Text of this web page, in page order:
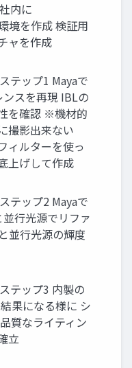
内に
境を作成 検証用
ャを作成
テップ1 Mayaで
スを再現 IBLの
を確認 ※機材的
撮影出来ない
ィルターを使っ
上げして作成
テップ2 Mayaで
行光源でリファ
並行光源の輝度
テップ3 内製の
果になる様に シ
質なライティン
立